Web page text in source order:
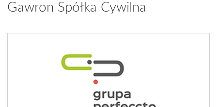
Gawron Spółka Cywilna